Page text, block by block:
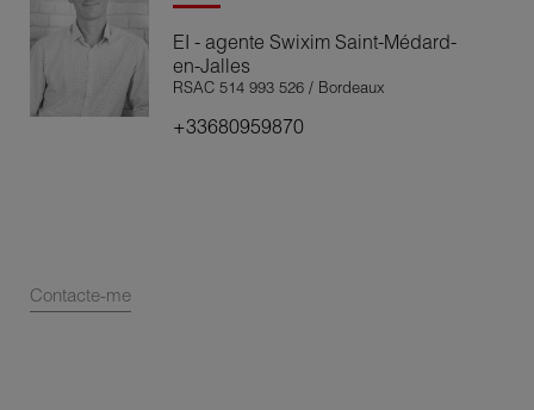
EI - agente Swixim Saint-Médard-
en-Jalles
RSAC 514 993 526 / Bordeaux
+33680959870
Contacte-me